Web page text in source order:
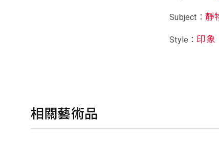
Subject： 靜
Style：印象
相關藝術品